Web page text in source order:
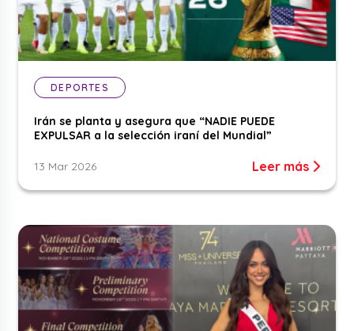
DEPORTES
Irán se planta y asegura que “NADIE PUEDE
EXPULSAR a la selección iraní del Mundial”
13 Mar 2026 Leer más